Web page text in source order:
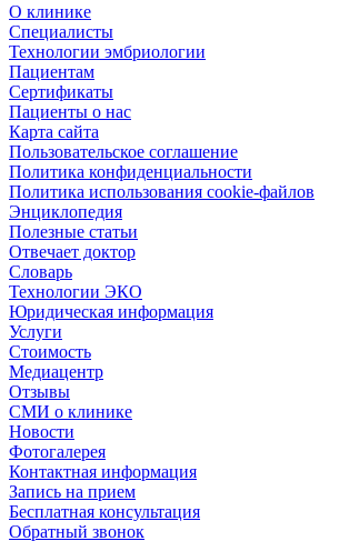
О клинике
Специалисты
Технологии эмбриологии
Пациентам
Сертификаты
Пациенты о нас
Карта сайта
Пользовательское соглашение
Политика конфиденциальности
Политика использования cookie-файлов
Энциклопедия
Полезные статьи
Отвечает доктор
Словарь
Технологии ЭКО
Юридическая информация
Услуги
Стоимость
Медиацентр
Отзывы
СМИ о клинике
Новости
Фотогалерея
Контактная информация
Запись на прием
Бесплатная консультация
Обратный звонок